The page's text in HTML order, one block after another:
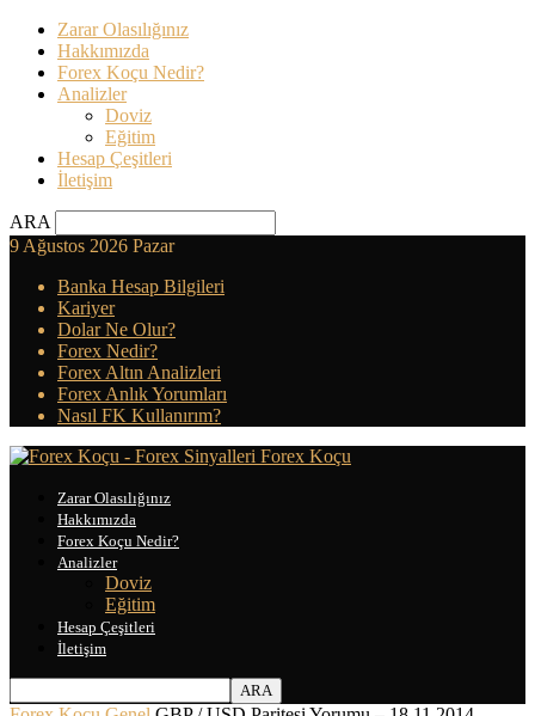
Zarar Olasılığınız
Hakkımızda
Forex Koçu Nedir?
Analizler
Doviz
Eğitim
Hesap Çeşitleri
İletişim
ARA
9 Ağustos 2026 Pazar
Banka Hesap Bilgileri
Kariyer
Dolar Ne Olur?
Forex Nedir?
Forex Altın Analizleri
Forex Anlık Yorumları
Nasıl FK Kullanırım?
Forex Koçu
Zarar Olasılığınız
Hakkımızda
Forex Koçu Nedir?
Analizler
Doviz
Eğitim
Hesap Çeşitleri
İletişim